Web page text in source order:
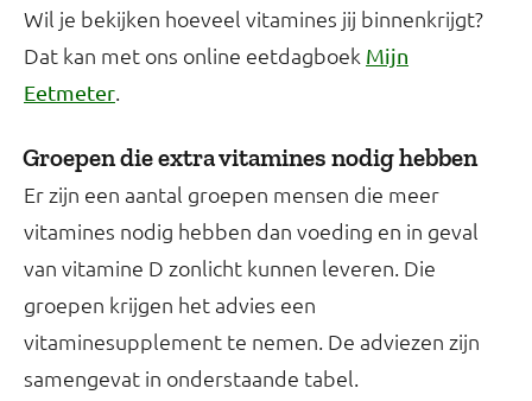
Wil je bekijken hoeveel vitamines jij binnenkrijgt?
Dat kan met ons online eetdagboek Mijn
Eetmeter.
Groepen die extra vitamines nodig hebben
Er zijn een aantal groepen mensen die meer
vitamines nodig hebben dan voeding en in geval
van vitamine D zonlicht kunnen leveren. Die
groepen krijgen het advies een
vitaminesupplement te nemen. De adviezen zijn
samengevat in onderstaande tabel.